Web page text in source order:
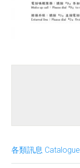
各類訊息 Catalogue